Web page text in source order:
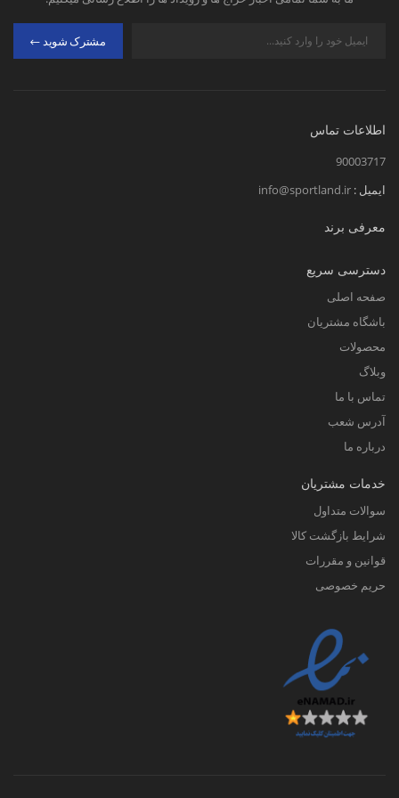
مشترک شوید
اطلاعات تماس
90003717
ایمیل : info@sportland.ir
معرفی برند
دسترسی سریع
صفحه اصلی
باشگاه مشتریان
محصولات
وبلاگ
تماس با ما
آدرس شعب
درباره ما
خدمات مشتریان
سوالات متداول
شرایط بازگشت کالا
قوانین و مقررات
حریم خصوصی